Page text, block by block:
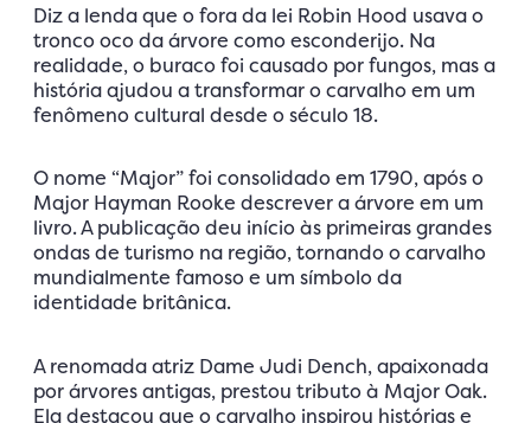
Diz a lenda que o fora da lei Robin Hood usava o
tronco oco da árvore como esconderijo. Na
realidade, o buraco foi causado por fungos, mas a
história ajudou a transformar o carvalho em um
fenômeno cultural desde o século 18.
O nome “Major” foi consolidado em 1790, após o
Major Hayman Rooke descrever a árvore em um
livro. A publicação deu início às primeiras grandes
ondas de turismo na região, tornando o carvalho
mundialmente famoso e um símbolo da
identidade britânica.
A renomada atriz Dame Judi Dench, apaixonada
por árvores antigas, prestou tributo à Major Oak.
Ela destacou que o carvalho inspirou histórias e